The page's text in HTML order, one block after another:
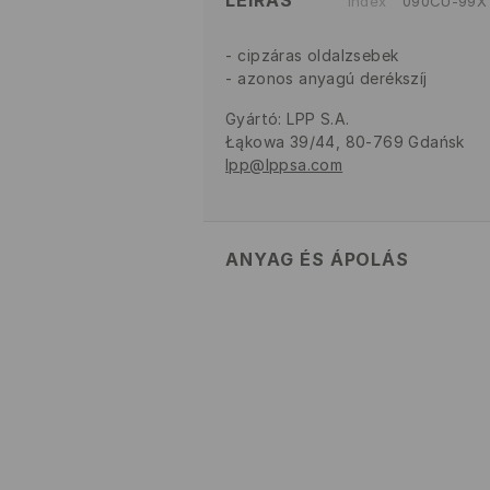
cipzáras oldalzsebek
azonos anyagú derékszíj
Gyártó: LPP S.A.
Łąkowa 39/44, 80-769 Gdańsk
lpp@lppsa.com
ANYAG ÉS ÁPOLÁS